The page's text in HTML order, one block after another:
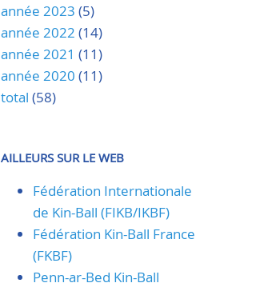
année 2023 (5)
année 2022 (14)
année 2021 (11)
année 2020 (11)
total (58)
AILLEURS SUR LE WEB
Fédération Internationale
de Kin-Ball (FIKB/IKBF)
Fédération Kin-Ball France
(FKBF)
Penn-ar-Bed Kin-Ball